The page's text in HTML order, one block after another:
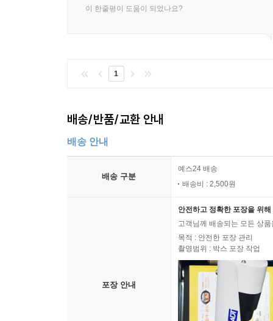
이 한줄평이 도움이 되었나요?
1
배송/반품/교환 안내
배송 안내
배송 구분
예스24 배송
배송비 : 2,500원
포장 안내
안전하고 정확한 포장을 위
고객님께 배송되는 모든 상
목적 : 안전한 포장 관리
촬영범위 : 박스 포장 작업